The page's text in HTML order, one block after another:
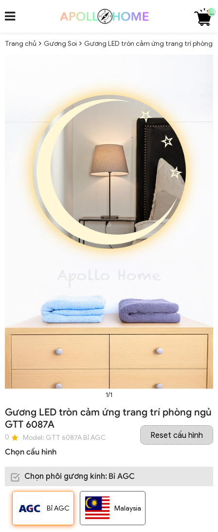
...
Trang chủ Gương Soi Gương LED tròn cảm ứng trang trí phòng
1/1
Gương LED tròn cảm ứng trang trí phòng ngủ
GTT 6087A
0 Model: GTT 6087A Bỉ AGC
Chọn cấu hình
Reset cấu hình
Chọn phôi gương kính: Bỉ AGC
Bỉ AGC Malaysia